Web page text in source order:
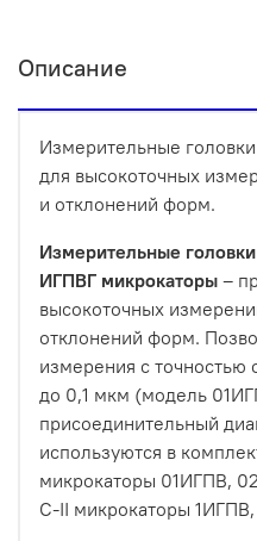
Описание
Измерительные
для высокоточных
и отклонений форм.
Измерительные
ИГПВГ микрокаторы –
высокоточных
отклонений форм.
измерения с
до 0,1 мкм (модель
присоединительный
используются в
микрокаторы 01ИГПВ,
С-II микрокаторы